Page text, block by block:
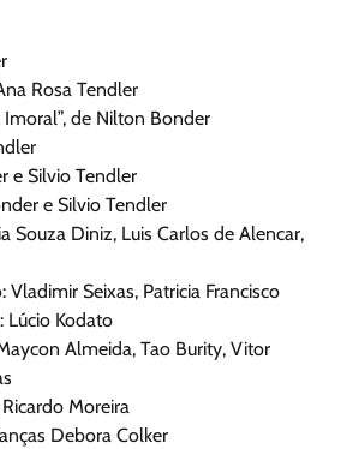
Rosa Tendler
de Nilton Bonder
e Silvio Tendler
e Silvio Tendler
Souza Diniz, Luis Carlos de Alencar,
Vladimir Seixas, Patricia Francisco
Lúcio Kodato
Almeida, Tao Burity, Vitor
Moreira
Debora Colker